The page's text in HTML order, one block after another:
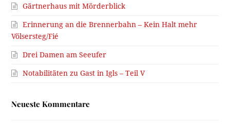
Gärtnerhaus mit Mörderblick
Erinnerung an die Brennerbahn – Kein Halt mehr
Völsersteg/Fié
Drei Damen am Seeufer
Notabilitäten zu Gast in Igls – Teil V
Neueste Kommentare